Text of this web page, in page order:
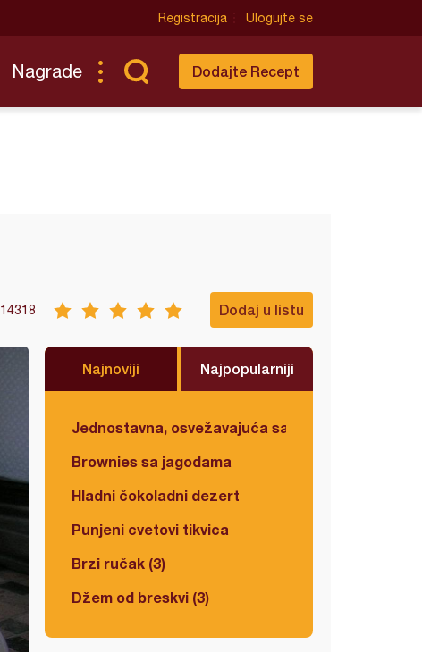
Registracija Ulogujte se
Nagrade Dodajte Recept
14318 Dodaj u listu
Najnoviji Najpopularniji
Jednostavna, osvežavajuća salata
Brownies sa jagodama
Hladni čokoladni dezert
Punjeni cvetovi tikvica
Brzi ručak (3)
Džem od breskvi (3)